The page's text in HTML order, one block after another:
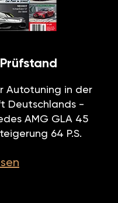
Autotuning in der
Deutschlands -
AMG GLA 45
64 P.S.